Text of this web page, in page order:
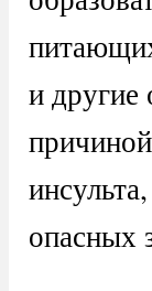
и другие
опасных